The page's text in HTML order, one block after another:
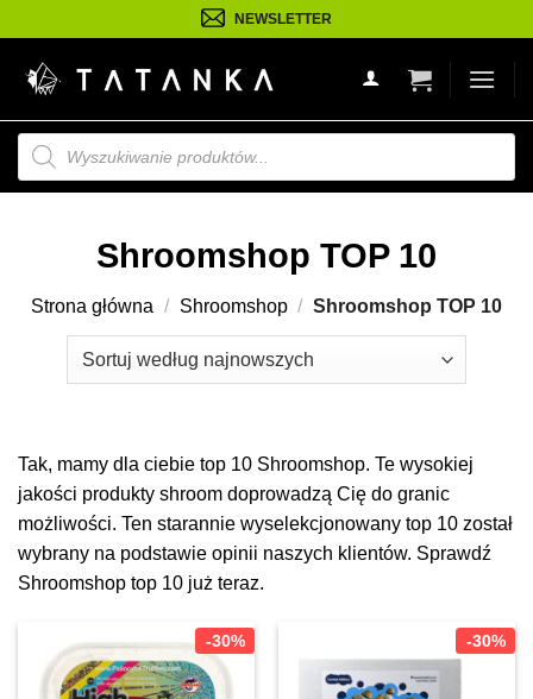
do
treści
NEWSLETTER
Wyszukiwarka
produktów
Shroomshop TOP 10
Strona główna / Shroomshop / Shroomshop TOP 10
Tak, mamy dla ciebie top 10 Shroomshop. Te wysokiej
jakości produkty shroom doprowadzą Cię do granic
możliwości. Ten starannie wyselekcjonowany top 10 został
wybrany na podstawie opinii naszych klientów. Sprawdź
Shroomshop top 10 już teraz.
-30% -30%